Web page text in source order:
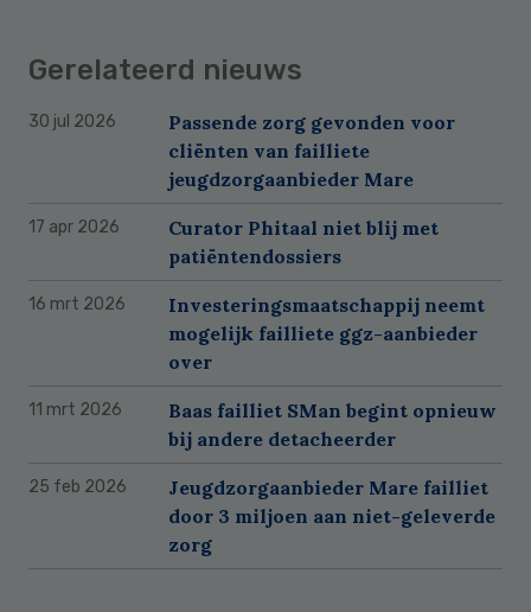
Gerelateerd nieuws
30 jul 2026
Passende zorg gevonden voor
cliënten van failliete
jeugdzorgaanbieder Mare
17 apr 2026
Curator Phitaal niet blij met
patiëntendossiers
16 mrt 2026
Investeringsmaatschappij neemt
mogelijk failliete ggz-aanbieder
over
11 mrt 2026
Baas failliet SMan begint opnieuw
bij andere detacheerder
25 feb 2026
Jeugdzorgaanbieder Mare failliet
door 3 miljoen aan niet-geleverde
zorg